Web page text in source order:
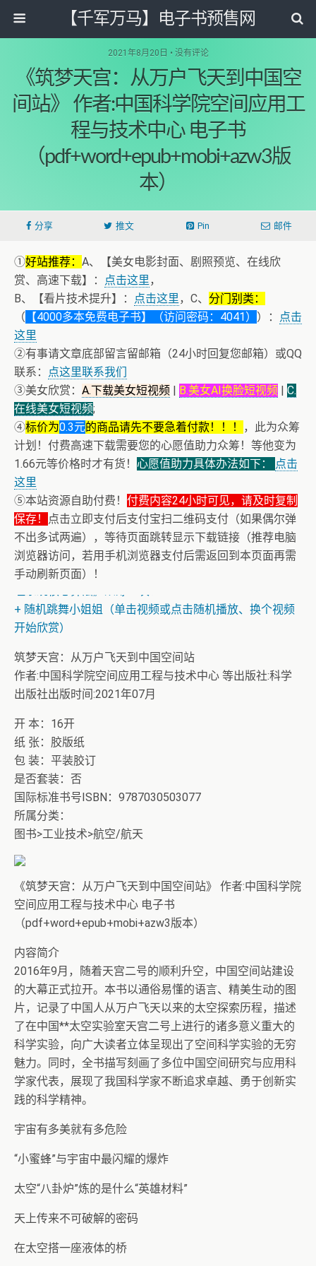
【千军万马】电子书预售网
2021年8月20日 • 没有评论
《筑梦天宫：从万户飞天到中国空
间站》 作者:中国科学院空间应用工
程与技术中心 电子书
（pdf+word+epub+mobi+azw3版
本）
分享 推文 Pin 邮件
①好站推荐： A、【美女电影封面、剧照预览、在线欣
赏、高速下载】：
点击这里，
B、【看片技术提升】：
点击这里，C、 分门别类：
（ 【4000多本免费电子书】（访问密码：4041） ）：
点击
这里
②有事请文章底部留言留邮箱（24小时回复您邮箱）或QQ
联系：
点这里联系我们
③美女欣赏： A.下载美女短视频 | B.美女AI换脸短视频 | C.
在线美女短视频;
④标价为0.3元的商品请先不要急着付款！！！
，此为众筹
计划！付费高速下载需要您的心愿值助力众筹！等他变为
1.66元等价格时才有货！ 心愿值助力具体办法如下：
点击
这里
⑤本站资源自助付费！ 付费内容24小时可见，请及时复制
保存！
点击立即支付后支付宝扫二维码支付（如果偶尔弹
不出多试两遍），等待页面跳转显示下载链接（推荐电脑
浏览器访问，若用手机浏览器支付后需返回到本页面再需
手动刷新页面）！
+ 恭喜IP为180.201.1.217的网友为电子书籍《动力电池管
+ 随机跳舞小姐姐（单击视频或点击随机播放、换个视频
开始欣赏）
筑梦天宫：从万户飞天到中国空间站
作者:中国科学院空间应用工程与技术中心 等出版社:科学
出版社出版时间:2021年07月
开 本：16开
纸 张：胶版纸
包 装：平装胶订
是否套装：否
国际标准书号ISBN：9787030503077
所属分类：
图书>工业技术>航空/航天
《筑梦天宫：从万户飞天到中国空间站》 作者:中国科学院
空间应用工程与技术中心 电子书
（pdf+word+epub+mobi+azw3版本）
内容简介
2016年9月，随着天宫二号的顺利升空，中国空间站建设
的大幕正式拉开。本书以通俗易懂的语言、精美生动的图
片，记录了中国人从万户飞天以来的太空探索历程，描述
了在中国**太空实验室天宫二号上进行的诸多意义重大的
科学实验，向广大读者立体呈现出了空间科学实验的无穷
魅力。同时，全书描写刻画了多位中国空间研究与应用科
学家代表，展现了我国科学家不断追求卓越、勇于创新实
践的科学精神。
宇宙有多美就有多危险
“小蜜蜂”与宇宙中最闪耀的爆炸
太空“八卦炉”炼的是什么“英雄材料”
天上传来不可破解的密码
在太空搭一座液体的桥